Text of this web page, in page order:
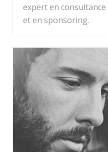
expert en
et en sponsoring.